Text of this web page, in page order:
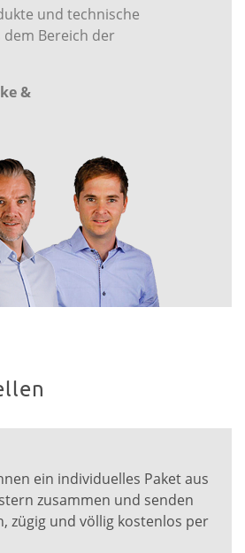
und technische
Bereich der
&
ein individuelles Paket aus
zusammen und senden
zügig und völlig kostenlos per